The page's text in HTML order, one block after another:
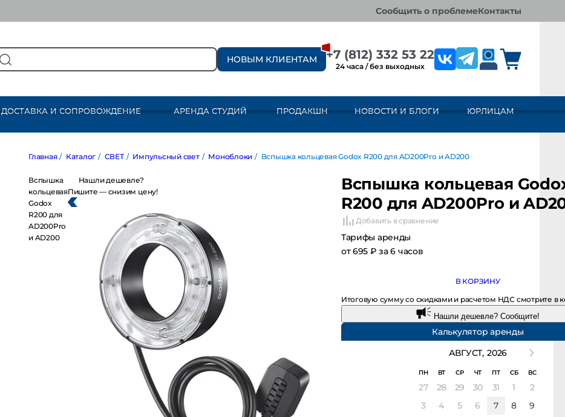
сообщить о проблеме контакты
НОВЫМ КЛИЕНТАМ +7 (812) 332 53 22
24 часа / без выходных
ДОСТАВКА И СОПРОВОЖДЕНИЕ АРЕНДА СТУДИЙ ПРОДАКШН НОВОСТИ И БЛОГИ ЮРЛИЦАМ
Главная / Каталог / СВЕТ / Импульсный свет / Моноблоки / Вспышка кольцевая Godox R200 для AD200Pro и AD200
Вспышка
кольцевая
Godox
R200 для
AD200Pro
и AD200
Нашли дешевле?
Пишите — снизим цену!
Вспышка кольцевая
R200 для AD200Pro и
Добавить в сравнение
Тарифы аренды
от 695 ₽ за 6 часов
В КОРЗИНУ
Итоговую сумму со скидками и расчетом НДС смотрите в
Нашли дешевле? Сообщите!
Калькулятор аренды
АВГУСТ, 2026
ПН ВТ СР ЧТ ПТ СБ ВС
27 28 29 30 31 1
2
3
4 5 6 7 8
9